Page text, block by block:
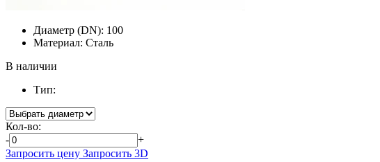
Диаметр (DN): 100
Материал: Сталь
В наличии
Тип:
Кол-во:
-
+
Запросить цену Запросить 3D